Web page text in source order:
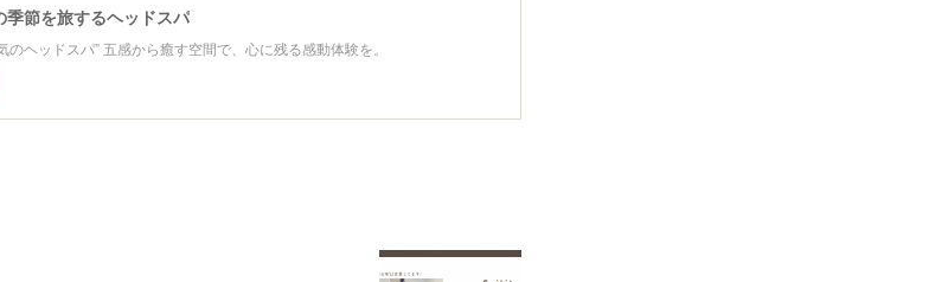
季節を旅するヘッドスパ
のヘッドスパ” 五感から癒す空間で、心に残る感動体験を。